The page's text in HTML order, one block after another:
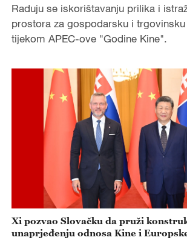
i
d
e
o
Raduju se iskorištavanju prilika i
prostora za gospodarsku i
tijekom APEC-ove "Godine Kine".
Xi pozvao Slovačku da pruži
unaprjeđenju odnosa Kine i